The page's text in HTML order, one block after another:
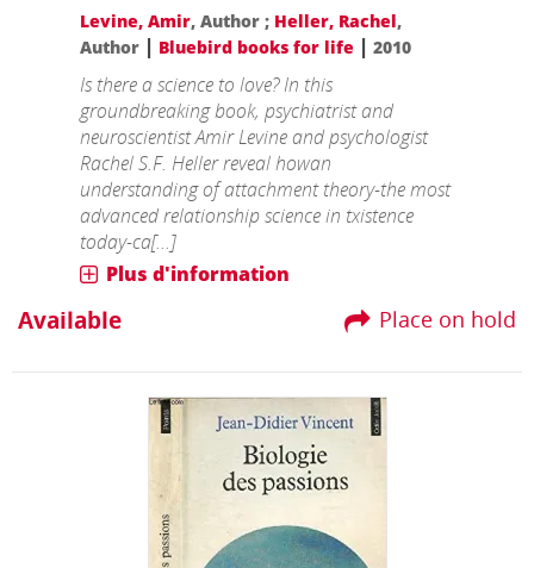
Levine, Amir, Author ; Heller, Rachel,
Author | Bluebird books for life |2010
Is there a science to love? In this
groundbreaking book, psychiatrist and
neuroscientist Amir Levine and psychologist
Rachel S.F. Heller reveal howan
understanding of attachment theory-the most
advanced relationship science in txistence
today-ca[...]
Plus d'information
Place on hold
Available